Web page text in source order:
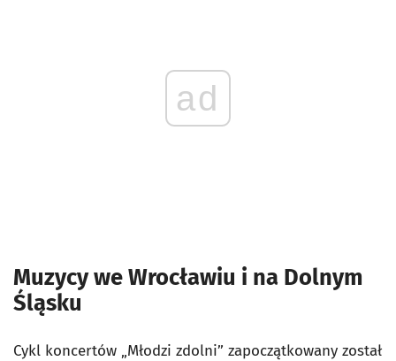
ad
Muzycy we Wrocławiu i na Dolnym
Śląsku
Cykl koncertów „Młodzi zdolni” zapoczątkowany został